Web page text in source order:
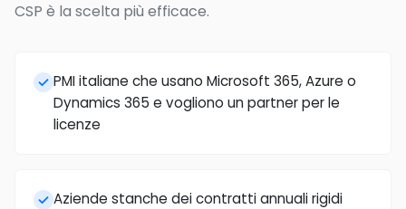
CSP è la scelta più efficace.
PMI italiane che usano Microsoft 365, Azure o
Dynamics 365 e vogliono un partner per le
licenze
Aziende stanche dei contratti annuali rigidi